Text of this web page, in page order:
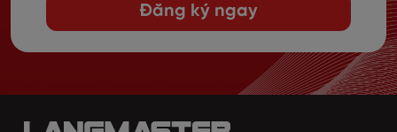
Đăng ký ngay